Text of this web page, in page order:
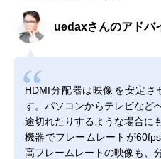
uedaxさんのアドバ
HDMI分配器は映像を安定さ
す。パソコンからテレビなど
途切れたりするような場合に
機器でフレームレートが
高フレームレートの映像も、